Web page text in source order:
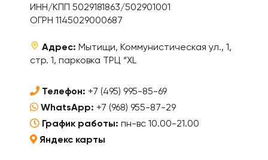
ИНН/КПП 5029181863/502901001
ОГРН 1145029000687
Адрес: Мытищи, Коммунистическая ул., 1,
стр. 1, парковка ТРЦ “XL
Телефон: +7 (495) 995-85-69
WhatsApp: +7 (968) 955-87-29
График работы: пн-вс 10.00-21.00
Яндекс карты